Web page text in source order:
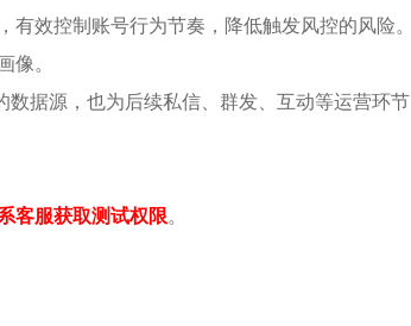
效控制账号行为节奏，降低触发风控的风险。
像。
数据源，也为后续私信、群发、互动等运营环节
客服获取测试权限。